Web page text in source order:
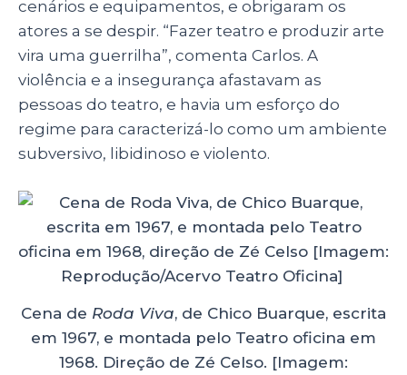
cenários e equipamentos, e obrigaram os
atores a se despir. “Fazer teatro e produzir arte
vira uma guerrilha”, comenta Carlos. A
violência e a insegurança afastavam as
pessoas do teatro, e havia um esforço do
regime para caracterizá-lo como um ambiente
subversivo, libidinoso e violento.
Cena de Roda Viva, de Chico Buarque, escrita
em 1967, e montada pelo Teatro oficina em
1968. Direção de Zé Celso. [Imagem: